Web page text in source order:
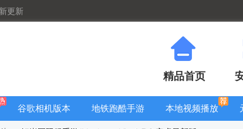
更新
精品首页
谷歌相机版本
地铁跑酷手游
本地视频播放
器